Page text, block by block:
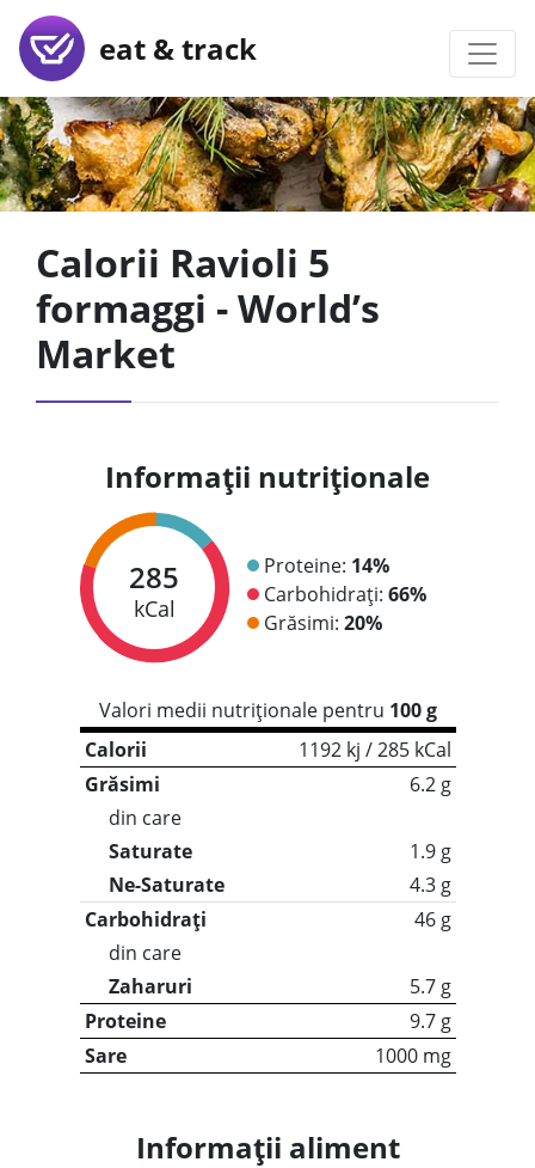
eat & track
Calorii Ravioli 5
formaggi - World’s
Market
Informații nutriționale
285
kCal
Proteine: 14%
Carbohidrați: 66%
Grăsimi: 20%
Valori medii nutriționale pentru 100 g
Calorii
1192 kj / 285 kCal
Grăsimi
6.2 g
din care
Saturate
1.9 g
Ne-Saturate
4.3 g
Carbohidrați
46 g
din care
Zaharuri
5.7 g
Proteine
9.7 g
Sare
1000 mg
Informații aliment